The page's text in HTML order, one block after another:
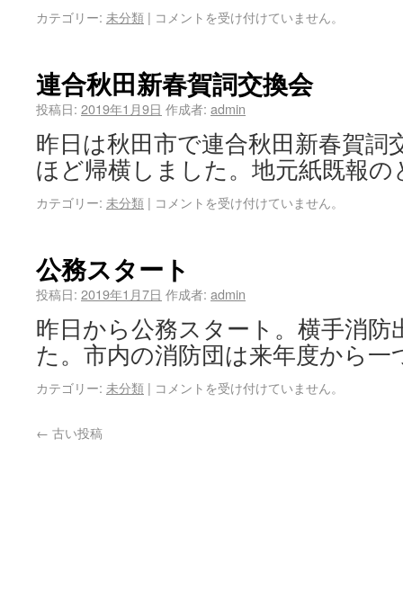
カテゴリー: 未分類 | コメントを受け付けていません。
連合秋田新春賀詞交換会
投稿日: 2019年1月9日 作成者: admin
昨日は秋田市で連合秋田新春賀詞
ほど帰横しました。地元紙既報
カテゴリー: 未分類 | コメントを受け付けていません。
公務スタート
投稿日: 2019年1月7日 作成者: admin
昨日から公務スタート。横手消防
た。市内の消防団は来年度から
カテゴリー: 未分類 | コメントを受け付けていません。
← 古い投稿